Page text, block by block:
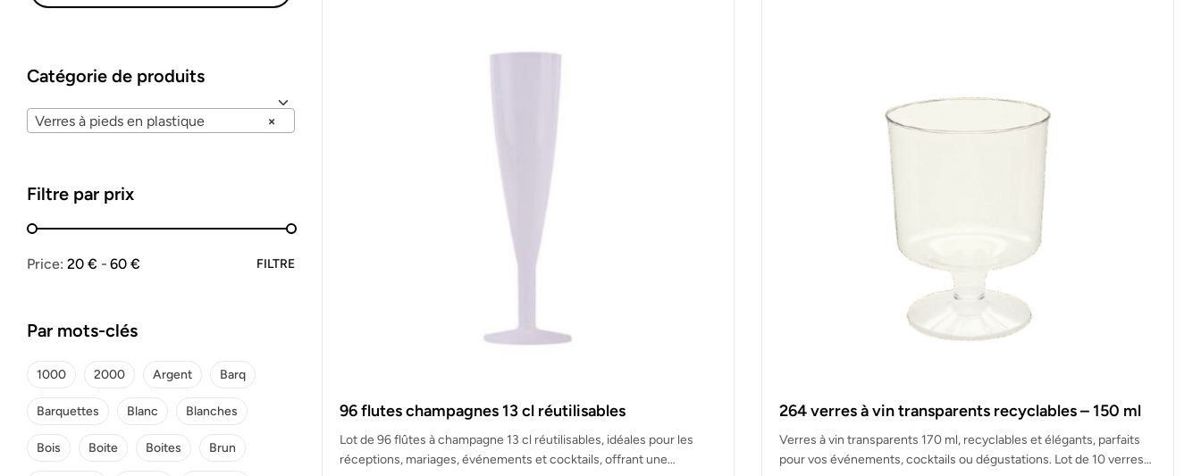
96 flutes champagnes 13 cl réutilisables
Lot de 96 flûtes à champagne 13 cl réutilisables, idéales pour les
réceptions, mariages, événements et cocktails, offrant une
264 verres à vin transparents recyclables – 150 ml
Verres à vin transparents 170 ml, recyclables et élégants, parfaits
pour vos événements, cocktails ou dégustations. Lot de 10 verres…
Catégorie de produits
×
Verres à pieds en plastique
Filtre par prix
FILTRE
Price: 20 € 60 €
Par mots-clés
1000 2000 Argent Barq
Barquettes Blanc Blanches
Bois Boite Boites Brun